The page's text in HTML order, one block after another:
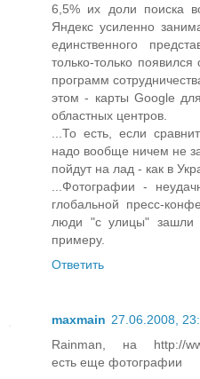
6,5% их доли поиска
Яндекс усиленно
единственного
только-только
программ
этом - карты Google
областных центров.
...То есть, если
надо вообще ничем не
пойдут на лад - как в
...Фотографии -
глобальной пресс-
люди "с улицы" зашли
примеру.
Ответить
maxmain 27.06.2008,
Rainman, на http://
есть еще фотографии